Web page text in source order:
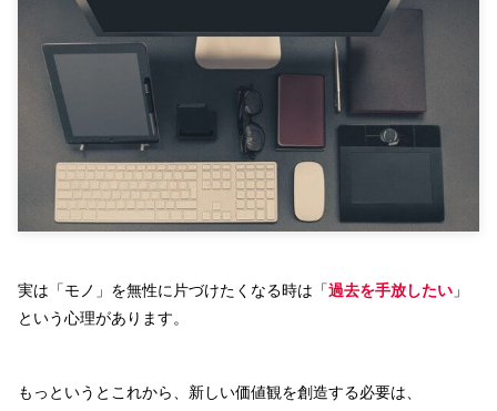
【少しネガティブエネルギーの対策について】スタ
ーシードには「邪気や憑依」を受けやすいタイプが
浄化対策
【ディープ憑依現象を見た？】ただでさえスターシ
ードは怯えてるのに、見えない敵と戦っている
スターシードは「肉体に宇宙人が入ってる」のでカ
タチにしにくいとか諦めてたけど、時代は変わるで
ル？けして「宇宙船やミラーボウル」のお部屋では
ない
実は「モノ」を無性に片づけたくなる時は「過去を手放したい 」
という心理があります。
もっというとこれから、新しい価値観を創造する必要は、